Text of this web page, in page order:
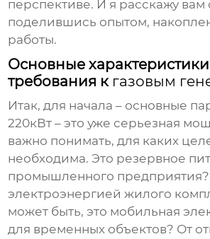
перспективе. И я расскажу вам
поделившись опытом,
работы.
Основные
требования к газовым
Итак, для начала – основные
220кВт – это уже серьезная
важно понимать, для каких
необходима. Это резервное
промышленного
электроэнергией жилого
может быть, это мобильная
для временных объектов? От